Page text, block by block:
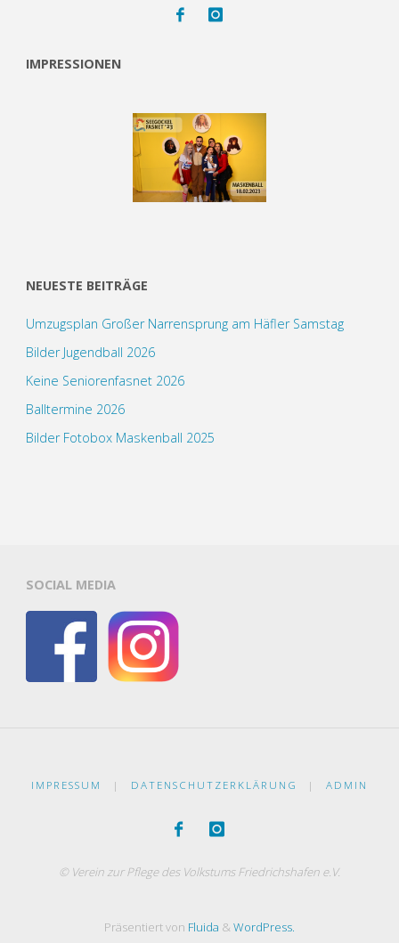
IMPRESSIONEN
NEUESTE BEITRÄGE
Umzugsplan Großer Narrensprung am Häfler Samstag
Bilder Jugendball 2026
Keine Seniorenfasnet 2026
Balltermine 2026
Bilder Fotobox Maskenball 2025
SOCIAL MEDIA
IMPRESSUM | DATENSCHUTZERKLÄRUNG | ADMIN
© Verein zur Pflege des Volkstums Friedrichshafen e.V.
Präsentiert von Fluida & WordPress.